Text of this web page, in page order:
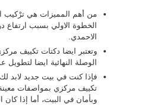
من أهم المميزات هي ترْكيب
الخطوة الاولي بسبب ارتفاع
الاحمدي.
وتعتبر ايضا دكتات تكييف
الوصلة النهائية ايضا لتطويل
فإذا كنت في بيت جديد لابد
تكييف مركزي بمواصفات
وبأمان في البيت، أما إذا كان